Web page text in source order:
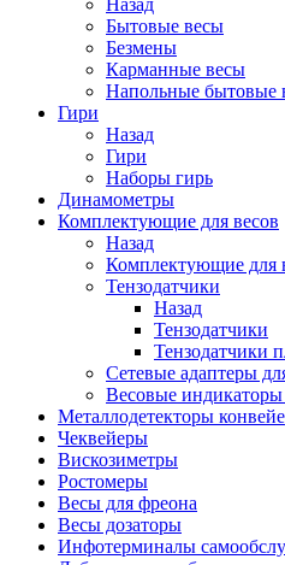
Назад
Бытовые весы
Безмены
Карманные весы
Напольные бытовые
Гири
Назад
Гири
Наборы гирь
Динамометры
Комплектующие для весов
Назад
Комплектующие для
Тензодатчики
Назад
Тензодатчики
Тензодатчики
Сетевые адаптеры
Весовые
Металлодетекторы
Чеквейеры
Вискозиметры
Ростомеры
Весы для фреона
Весы дозаторы
Инфотерминалы